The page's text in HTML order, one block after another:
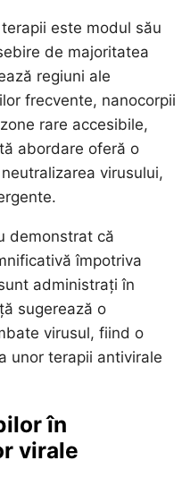
este modul său
de majoritatea
regiuni ale
frecvente, nanocorpii
rare accesibile,
abordare oferă o
virusului,
demonstrat că
împotriva
administrați în
sugerează o
virusul, fiind o
unor terapii antivirale
în
virale